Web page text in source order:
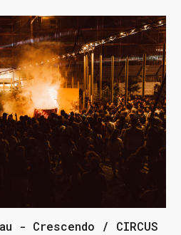
- Crescendo / CIRCUS